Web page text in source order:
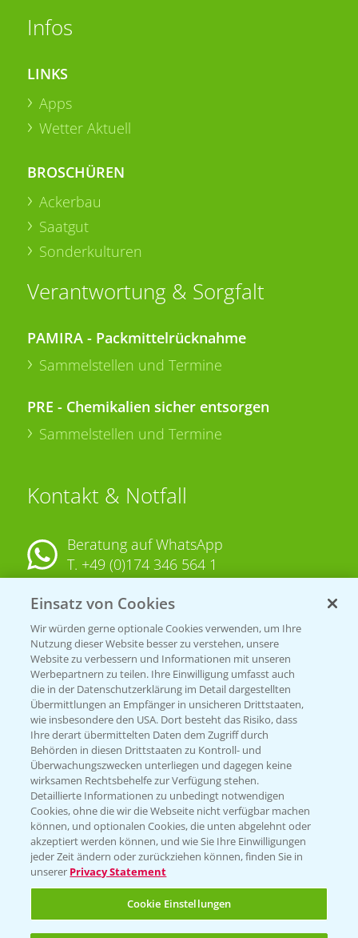
Infos
LINKS
Apps
Wetter Aktuell
BROSCHÜREN
Ackerbau
Saatgut
Sonderkulturen
Verantwortung & Sorgfalt
PAMIRA - Packmittelrücknahme
Sammelstellen und Termine
PRE - Chemikalien sicher entsorgen
Sammelstellen und Termine
Kontakt & Notfall
Beratung auf WhatsApp
T. +49 (0)174 346 564 1
KONTAKT
Hilfe in Notfällen
T.+49 (0)214/30-20220
Folgen Sie uns
Einsatz von Cookies
Wir würden gerne optionale Cookies verwenden, um Ihre
Nutzung dieser Website besser zu verstehen, unsere
Website zu verbessern und Informationen mit unseren
Werbepartnern zu teilen. Ihre Einwilligung umfasst auch
die in der Datenschutzerklärung im Detail dargestellten
Übermittlungen an Empfänger in unsicheren Drittstaaten,
wie insbesondere den USA. Dort besteht das Risiko, dass
Ihre derart übermittelten Daten dem Zugriff durch
Behörden in diesen Drittstaaten zu Kontroll- und
Überwachungszwecken unterliegen und dagegen keine
wirksamen Rechtsbehelfe zur Verfügung stehen.
Detaillierte Informationen zu unbedingt notwendigen
Cookies, ohne die wir die Webseite nicht verfügbar machen
können, und optionalen Cookies, die unten abgelehnt oder
akzeptiert werden können, und wie Sie Ihre Einwilligungen
jeder Zeit ändern oder zurückziehen können, finden Sie in
unserer Privacy Statement
Cookie Einstellungen